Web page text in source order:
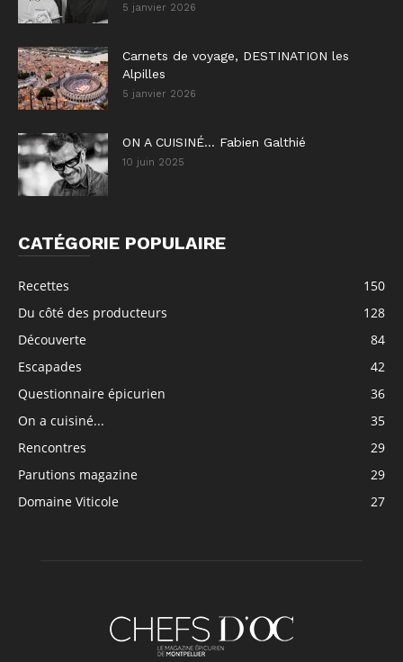
5 janvier 2026
Carnets de voyage, DESTINATION les
Alpilles
5 janvier 2026
ON A CUISINÉ… Fabien Galthié
10 juin 2025
CATÉGORIE POPULAIRE
Recettes
150
Du côté des producteurs
128
Découverte
84
Escapades
42
Questionnaire épicurien
36
On a cuisiné...
35
Rencontres
29
Parutions magazine
29
Domaine Viticole
27